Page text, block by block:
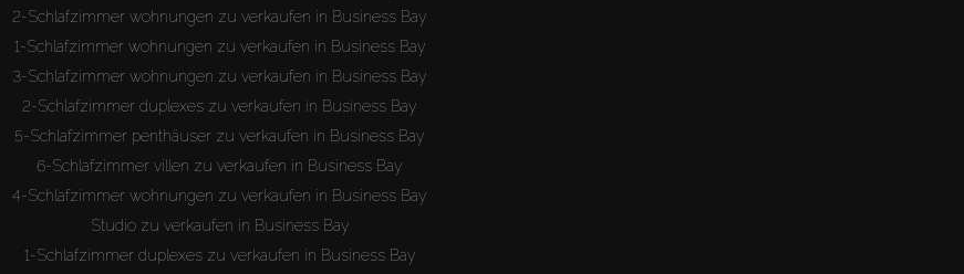
2-Schlafzimmer wohnungen zu verkaufen in Business Bay
1-Schlafzimmer wohnungen zu verkaufen in Business Bay
3-Schlafzimmer wohnungen zu verkaufen in Business Bay
2-Schlafzimmer duplexes zu verkaufen in Business Bay
5-Schlafzimmer penthäuser zu verkaufen in Business Bay
6-Schlafzimmer villen zu verkaufen in Business Bay
4-Schlafzimmer wohnungen zu verkaufen in Business Bay
Studio zu verkaufen in Business Bay
1-Schlafzimmer duplexes zu verkaufen in Business Bay